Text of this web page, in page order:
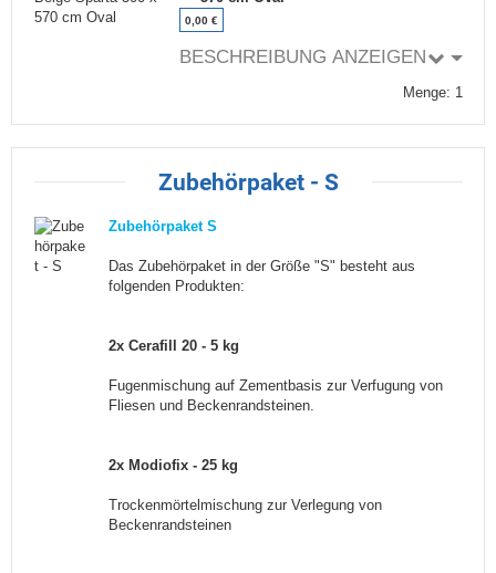
0,00 €
BESCHREIBUNG ANZEIGEN
Menge: 1
Zubehörpaket - S
Zubehörpaket S
Das Zubehörpaket in der Größe "S" besteht aus
folgenden Produkten:
2x Cerafill 20 - 5 kg
Fugenmischung auf Zementbasis zur Verfugung von
Fliesen und Beckenrandsteinen.
2x Modiofix - 25 kg
Trockenmörtelmischung zur Verlegung von
Beckenrandsteinen